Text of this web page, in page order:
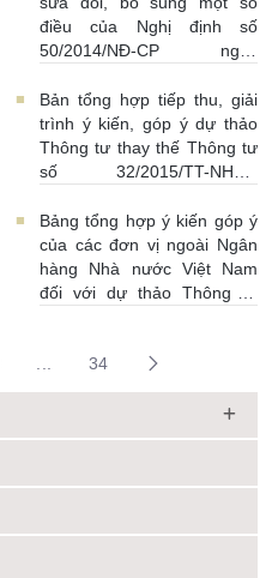
điều của Nghị định số
50/2014/NĐ-CP ngày
ngoại hối nhà nước
23/06/2026 | 08:00:00
Bản tổng hợp tiếp thu, giải
trình ý kiến, góp ý dự thảo
Thông tư thay thế Thông tư
số 32/2015/TT-NHNN
Bảng tổng hợp ý kiến góp ý
của các đơn vị ngoài Ngân
hàng Nhà nước Việt Nam
đối với dự thảo Thông tư
định về chế độ báo cáo định
kỳ NHNN Việt Nam
Intermediate Pages Use
34